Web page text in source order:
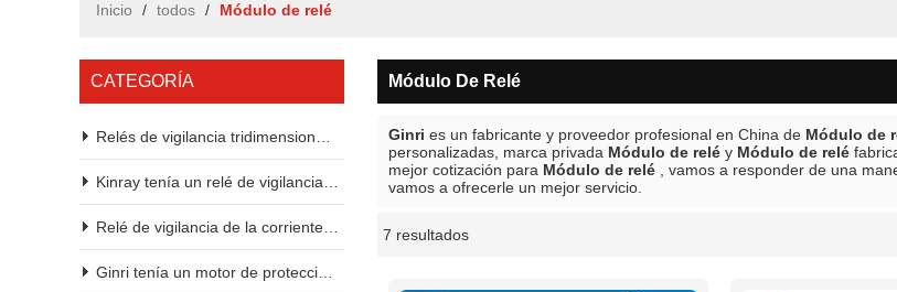
Inicio / todos / Módulo de relé
CATEGORÍA Módulo De Relé
Ginri es un fabricante y proveedor profesional en China de Módulo de
personalizadas, marca privada Módulo de relé y Módulo de relé
mejor cotización para Módulo de relé , vamos a responder de una
vamos a ofrecerle un mejor servicio.
7 resultados